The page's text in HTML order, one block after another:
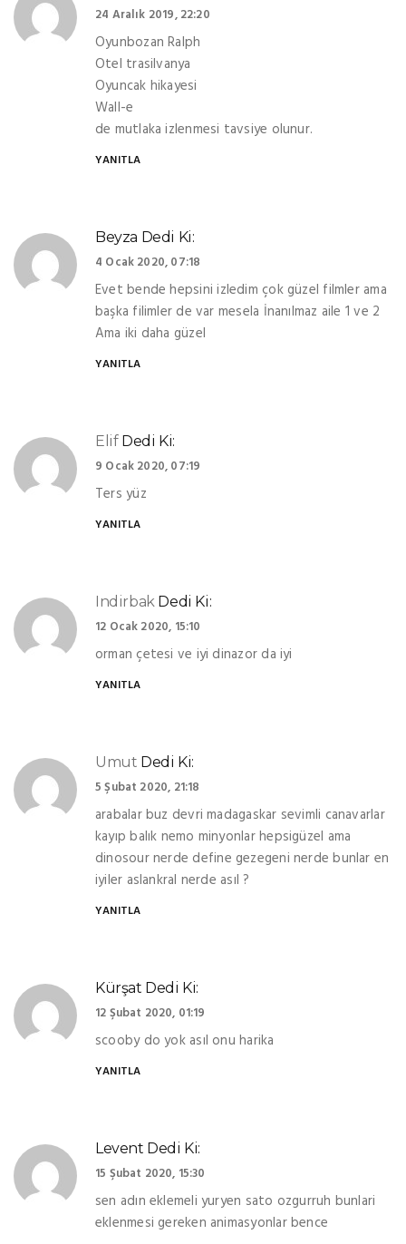
24 Aralık 2019, 22:20
Oyunbozan Ralph
Otel trasilvanya
Oyuncak hikayesi
Wall-e
de mutlaka izlenmesi tavsiye olunur.
YANITLA
Beyza Dedi Ki:
4 Ocak 2020, 07:18
Evet bende hepsini izledim çok güzel filmler ama
başka filimler de var mesela İnanılmaz aile 1 ve 2
Ama iki daha güzel
YANITLA
Elif Dedi Ki:
9 Ocak 2020, 07:19
Ters yüz
YANITLA
Indirbak Dedi Ki:
12 Ocak 2020, 15:10
orman çetesi ve iyi dinazor da iyi
YANITLA
Umut Dedi Ki:
5 Şubat 2020, 21:18
arabalar buz devri madagaskar sevimli canavarlar
kayıp balık nemo minyonlar hepsigüzel ama
dinosour nerde define gezegeni nerde bunlar en
iyiler aslankral nerde asıl ?
YANITLA
Kürşat Dedi Ki:
12 Şubat 2020, 01:19
scooby do yok asıl onu harika
YANITLA
Levent Dedi Ki:
15 Şubat 2020, 15:30
sen adın eklemeli yuryen sato ozgurruh bunlari
eklenmesi gereken animasyonlar bence